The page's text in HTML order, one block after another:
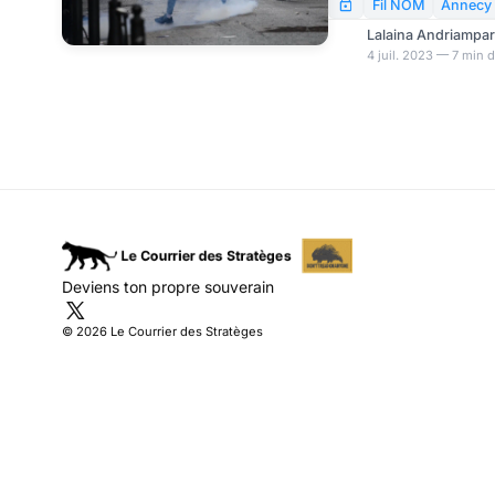
semblaient démentir
médias se sentirent
Fil NOM
Annecy
Lalaina
4 juil. 2023 — 7 min
Deviens ton propre souverain
© 2026 Le Courrier des Stratèges